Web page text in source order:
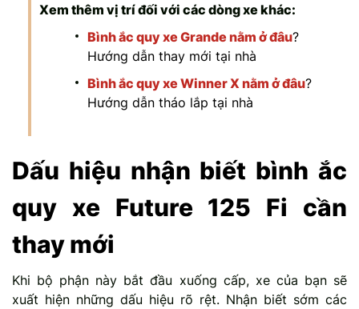
Xem thêm vị trí đối với các dòng xe khác:
Bình ắc quy xe Grande nằm ở đâu?
Hướng dẫn thay mới tại nhà
Bình ắc quy xe Winner X nằm ở đâu?
Hướng dẫn tháo lắp tại nhà
Dấu hiệu nhận biết bình ắc
quy xe Future 125 Fi cần
thay mới
Khi bộ phận này bắt đầu xuống cấp, xe của bạn sẽ
xuất hiện những dấu hiệu rõ rệt. Nhận biết sớm các